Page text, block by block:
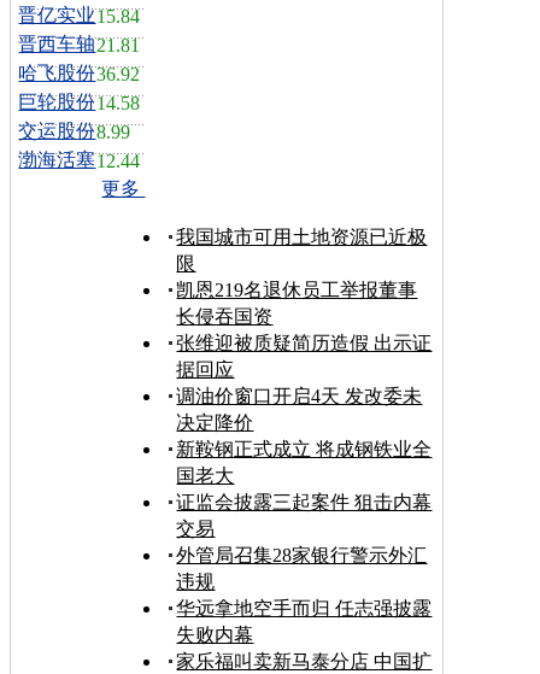
晋亿实业15.84
晋西车轴21.81
哈飞股份36.92
巨轮股份14.58
交运股份8.99
渤海活塞12.44
更多
我国城市可用土地资源已近极
限
凯恩219名退休员工举报董事
长侵吞国资
张维迎被质疑简历造假 出示证
据回应
调油价窗口开启4天 发改委未
决定降价
新鞍钢正式成立 将成钢铁业全
国老大
证监会披露三起案件 狙击内幕
交易
外管局召集28家银行警示外汇
违规
华远拿地空手而归 任志强披露
失败内幕
家乐福叫卖新马泰分店 中国扩